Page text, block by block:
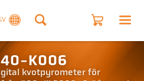
K006
kvotpyrometer för